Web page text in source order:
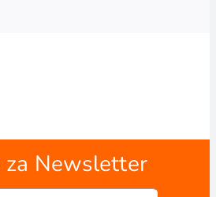
za Newsletter